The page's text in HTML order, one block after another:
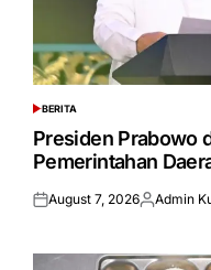
POSTED
IN
BERITA
Presiden Prabowo
Pemerintahan
Posted
August 7, 2026Posted
Admin